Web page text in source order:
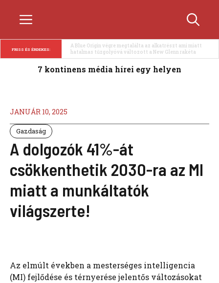
Menü
FRISS ÉS ÉRDEKES:
A Nike SB Air Force 1 Low egy elegáns világosbarna
színváltozatban bukkant fel újra
7 kontinens média hírei egy helyen
JANUÁR 10, 2025
Gazdaság
A dolgozók 41%-át
csökkenthetik 2030-ra az MI
miatt a munkáltatók
világszerte!
Az elmúlt években a mesterséges intelligencia
(MI) fejlődése és térnyerése jelentős változásokat